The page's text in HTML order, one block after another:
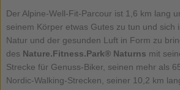
Der Alpine-Well-Fit-Parcour ist 1,6 km lang
seinem Körper etwas Gutes zu tun und sich
Natur und der gesunden Luft in Form zu
des Nature.Fitness.Park® Naturns mit
Strecke für Genuss-Biker, seinen mehr als
Nordic-Walking-Strecken, seiner 10,2 km